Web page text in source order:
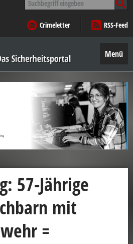
nach:
Crimeletter
RSS-Feed
Menü
57-Jährige
mit
=